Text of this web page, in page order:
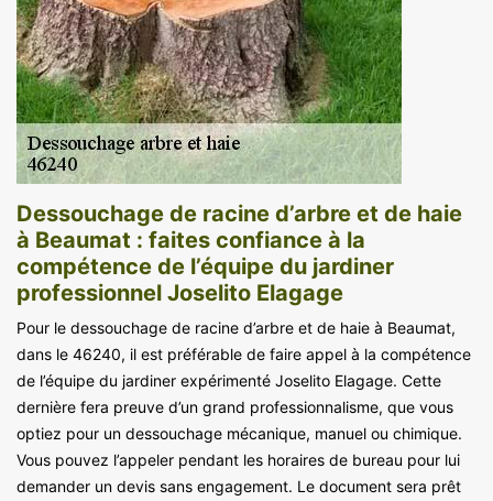
Dessouchage de racine d’arbre et de haie
à Beaumat : faites confiance à la
compétence de l’équipe du jardiner
professionnel Joselito Elagage
Pour le dessouchage de racine d’arbre et de haie à Beaumat,
dans le 46240, il est préférable de faire appel à la compétence
de l’équipe du jardiner expérimenté Joselito Elagage. Cette
dernière fera preuve d’un grand professionnalisme, que vous
optiez pour un dessouchage mécanique, manuel ou chimique.
Vous pouvez l’appeler pendant les horaires de bureau pour lui
demander un devis sans engagement. Le document sera prêt